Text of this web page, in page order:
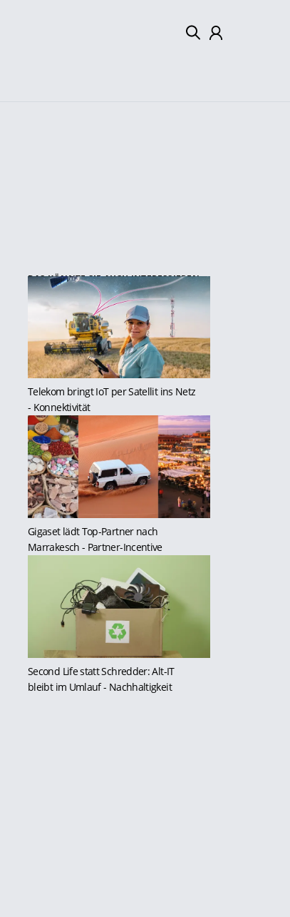
DAS KÖNNTE SIE AUCH INTERESSIEREN:
Telekom bringt IoT per Satellit ins Netz
- Konnektivität
Gigaset lädt Top-Partner nach
Marrakesch - Partner-Incentive
Second Life statt Schredder: Alt-IT
bleibt im Umlauf- Nachhaltigkeit